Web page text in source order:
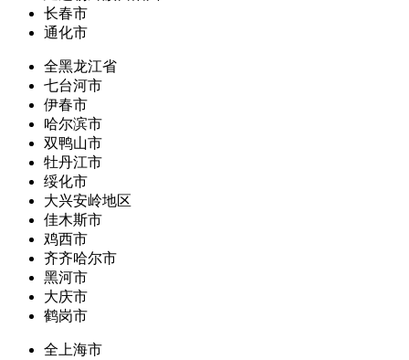
长春市
通化市
全黑龙江省
七台河市
伊春市
哈尔滨市
双鸭山市
牡丹江市
绥化市
大兴安岭地区
佳木斯市
鸡西市
齐齐哈尔市
黑河市
大庆市
鹤岗市
全上海市